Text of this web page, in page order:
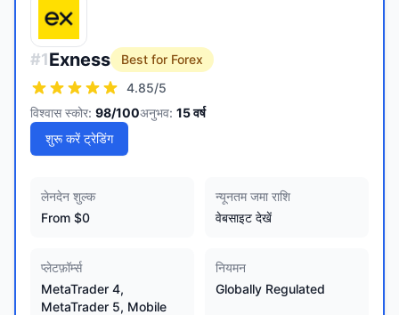
#1Exness
Best for Forex
4.85/5
विश्वास स्कोर: 98/100अनुभव: 15वर्ष
शुरू करें ट्रेडिंग
लेनदेन शुल्क
From $0
न्यूनतम जमा राशि
वेबसाइट देखें
प्लेटफ़ॉर्म्स
MetaTrader 4,
MetaTrader 5, Mobile
नियमन
Globally Regulated